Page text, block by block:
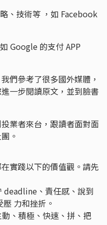
、技術等 ，如 Facebook
Google 的支付 APP
們參考了很多國外媒體，
一步閱讀原文，並到臉書
業者來台，跟讀者面對面
。
實踐以下的價值觀。請先
deadline、責任感、說到
力和挫折。
、積極、快速、拼、把